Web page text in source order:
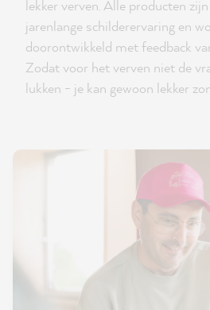
lekker verven. Alle producten
jarenlange schilderervaring en
doorontwikkeld met feedback
Zodat voor het verven niet de
lukken - je kan gewoon lekker